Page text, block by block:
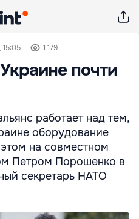
15:05 1 179
почти
работает над тем,
оборудование
на совместном
Петром Порошенко в
секретарь НАТО